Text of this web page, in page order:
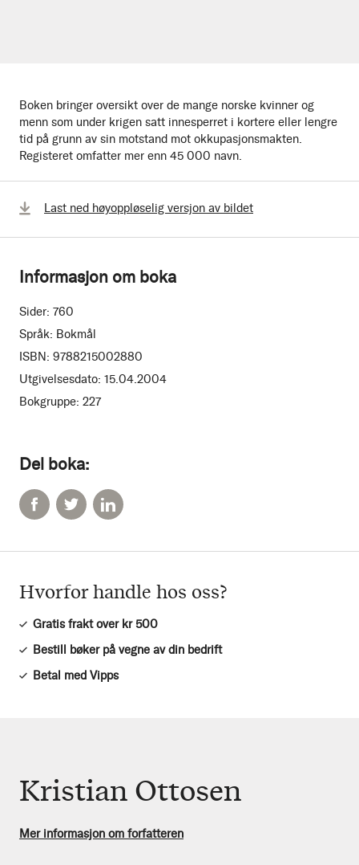
Boken bringer oversikt over de mange norske kvinner og
menn som under krigen satt innesperret i kortere eller lengre
tid på grunn av sin motstand mot okkupasjonsmakten.
Registeret omfatter mer enn 45 000 navn.
Del boka:
Last ned høyoppløselig versjon av bildet
Informasjon om boka
Sider: 760
Språk: Bokmål
ISBN: 9788215002880
Utgivelsesdato: 15.04.2004
Bokgruppe: 227
Hvorfor handle hos oss?
Gratis frakt over kr 500
Bestill bøker på vegne av din bedrift
Betal med Vipps
Kristian Ottosen
Mer informasjon om forfatteren